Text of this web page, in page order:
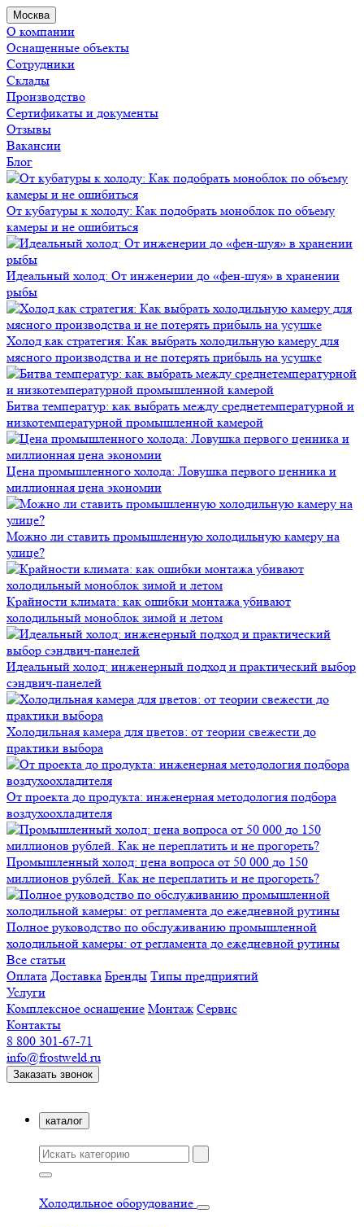
Москва
О компании
Оснащенные объекты
Сотрудники
Склады
Производство
Сертификаты и документы
Отзывы
Вакансии
Блог
От кубатуры к холоду: Как подобрать моноблок по объему
камеры и не ошибиться
Идеальный холод: От инженерии до «фен-шуя» в хранении
рыбы
Холод как стратегия: Как выбрать холодильную камеру для
мясного производства и не потерять прибыль на усушке
Битва температур: как выбрать между среднетемпературной и
низкотемпературной промышленной камерой
Цена промышленного холода: Ловушка первого ценника и
миллионная цена экономии
Можно ли ставить промышленную холодильную камеру на
улице?
Крайности климата: как ошибки монтажа убивают
холодильный моноблок зимой и летом
Идеальный холод: инженерный подход и практический выбор
сэндвич-панелей
Холодильная камера для цветов: от теории свежести до
практики выбора
От проекта до продукта: инженерная методология подбора
воздухоохладителя
Промышленный холод: цена вопроса от 50 000 до 150
миллионов рублей. Как не переплатить и не прогореть?
Полное руководство по обслуживанию промышленной
холодильной камеры: от регламента до ежедневной рутины
Все статьи
Оплата Доставка Бренды Типы предприятий
Услуги
Комплексное оснащение Монтаж Сервис
Контакты
8 800 301-67-71
info@frostweld.ru
Заказать звонок
каталог
Холодильное оборудование